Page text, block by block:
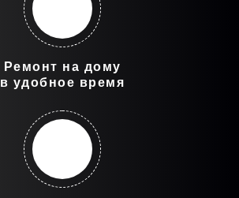
Ремонт на дому
в удобное время